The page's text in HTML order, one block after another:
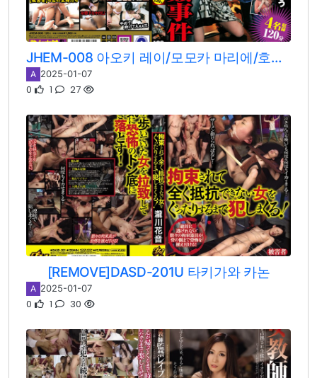
JHEM-008 아오키 레이/모모카 마리에/호시노 아카리/타키가와 카논
A 2025-01-07
0 1 27
[REMOVE]DASD-201U 타키가와 카논
A 2025-01-07
0 1 30